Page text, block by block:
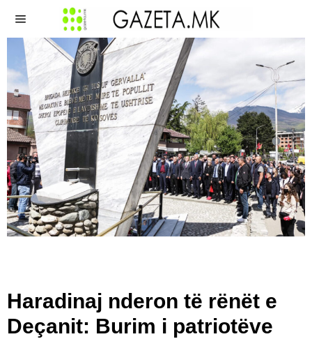
Haradinaj nderon të rënët e
Deçanit: Burim i patriotëve